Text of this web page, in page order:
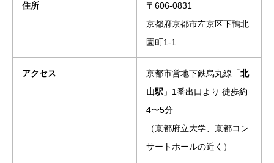
住所
〒606-0831
京都府京都市左京区下鴨北
園町1-1
アクセス 京都市営地下鉄烏丸線「北
山駅 」1番出口より 徒歩約
4〜5分
（京都府立大学、京都コン
サートホールの近く）